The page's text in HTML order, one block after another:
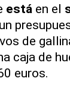
está en el
de
caja de
euros.